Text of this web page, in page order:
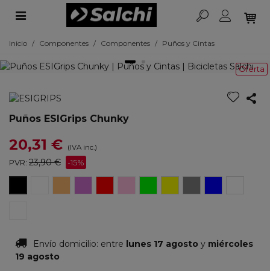
Inicio / Componentes / Componentes / Puños y Cintas
Oferta
Puños ESIGrips Chunky
20,31 € (IVA inc.)
PVR: 23,90 € -15%
Navi
Envío domicilio: entre lunes 17 agosto y miércoles
19 agosto